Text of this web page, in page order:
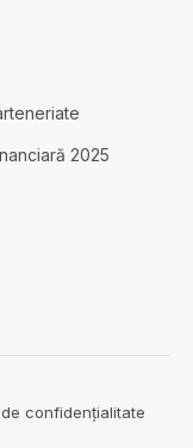
2025
confidențialitate